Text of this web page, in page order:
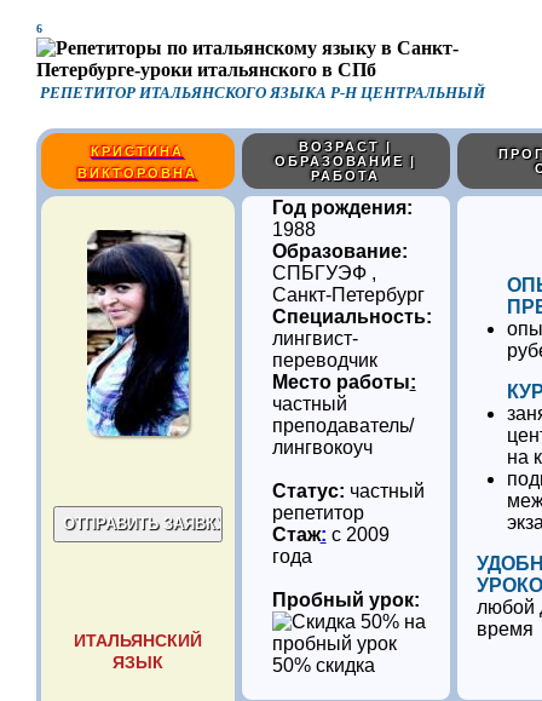
6
РЕПЕТИТОР ИТАЛЬЯНСКОГО ЯЗЫКА Р-Н ЦЕНТРАЛЬНЫЙ
КРИСТИНА
ВИКТОРОВНА
ВОЗРАСТ |
ОБРАЗОВАНИЕ |
РАБОТА
ИТАЛЬЯНСКИЙ
ЯЗЫК
Год рождения:
1988
Образование:
СПБГУЭФ ,
Санкт-Петербург
Специальность:
лингвист-
переводчик
Место работы:
частный
преподаватель/
лингвокоуч
Статус: частный
репетитор
Стаж: с 2009
года
Пробный урок:
50% скидка
на
любой
время